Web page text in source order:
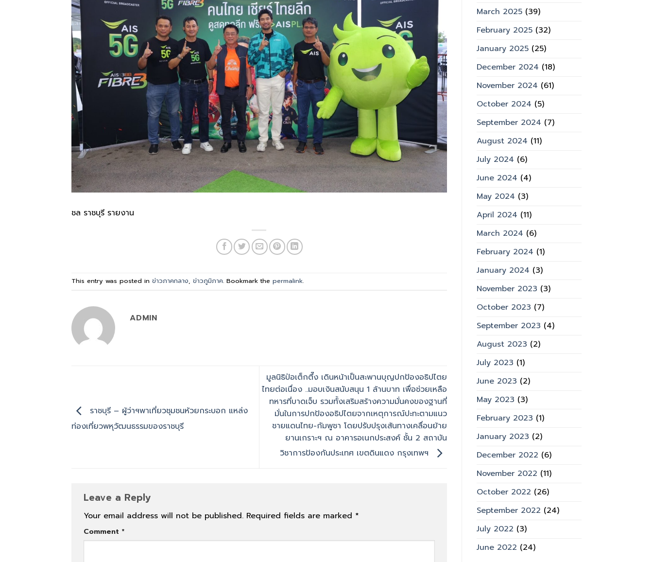
ชล ราชบุรี รายงาน
This entry was posted in ข่าวภาคกลาง, ข่าวภูมิภาค. Bookmark the permalink.
ADMIN
ราชบุรี – ผู้ว่าฯพาเที่ยวชุมชนห้วยกระบอก แหล่ง
ท่องเที่ยวพหุวัฒนธรรมของราชบุรี
มูลนิธิป่อเต็กตึ๊ง เดินหน้าเป็นสะพานบุญปกป้องอธิปไตย
ไทยต่อเนื่อง ..มอบเงินสนับสนุน 1 ล้านบาท เพื่อช่วยเหลือ
ทหารที่บาดเจ็บ รวมทั้งเสริมสร้างความมั่นคงของฐานที่
มั่นในการปกป้องอธิปไตยจากเหตุการณ์ปะทะตามแนว
ชายแดนไทย-กัมพูชา โดยปรับปรุงเส้นทางเคลื่อนย้าย
ยานเกราะฯ ณ อาคารอเนกประสงค์ ชั้น 2 สถาบัน
วิชาการป้องกันประเทศ เขตดินแดง กรุงเทพฯ
Leave a Reply
Your email address will not be published. Required fields are marked *
Comment *
March 2025(39)
February 2025(32)
January 2025(25)
December 2024 (18)
November 2024 (61)
October 2024 (5)
September 2024 (7)
August 2024 (11)
July 2024 (6)
June 2024 (4)
May 2024 (3)
April 2024 (11)
March 2024 (6)
February 2024 (1)
January 2024 (3)
November 2023 (3)
October 2023 (7)
September 2023 (4)
August 2023 (2)
July 2023 (1)
June 2023 (2)
May 2023 (3)
February 2023 (1)
January 2023 (2)
December 2022 (6)
November 2022 (11)
October 2022 (26)
September 2022 (24)
July 2022 (3)
June 2022 (24)